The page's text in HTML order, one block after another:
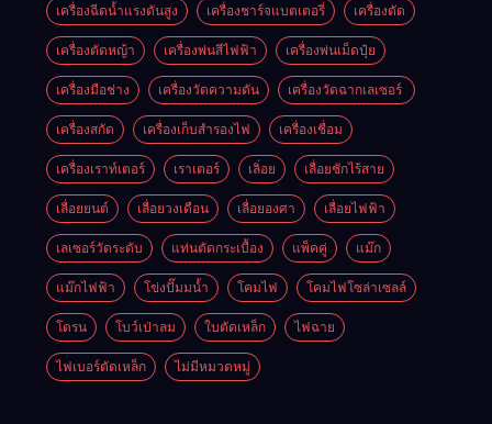
เครื่องฉีดน้ำแรงดันสูง เครื่องชาร์จแบตเตอรี่ เครื่องตัด
เครื่องตัดหญ้า เครื่องพ่นสีไฟฟ้า เครื่องพ่นเม็ดปุ๋ย
เครื่องมือช่าง เครื่องวัดความดัน เครื่องวัดฉากเลเซอร์
เครื่องสกัด เครื่องเก็บสํารองไฟ เครื่องเชื่อม
เครื่องเราท์เตอร์ เราเตอร์ เลิ่อย เลื่อยชักไร้สาย
เลื่อยยนต์ เลื่อยวงเดือน เลื่อยองศา เลื่อยไฟฟ้า
เลเซอร์วัดระดับ แท่นตัดกระเบื้อง แพ็คคู่ แม๊ก
แม๊กไฟฟ้า โข่งปั๊มมน้ำ โคมไฟ โคมไฟโซล่าเซลล์
โดรน โบว์เป่าลม ใบตัดเหล็ก ไฟฉาย
ไฟเบอร์ตัดเหล็ก ไม่มีหมวดหมู่